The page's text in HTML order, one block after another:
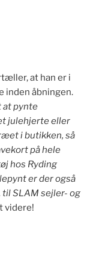
at han er i
inden åbningen.
at pynte
julehjerte eller
i butikken, så
på hele
hos Ryding
er der også
til SLAM sejler- og
videre!